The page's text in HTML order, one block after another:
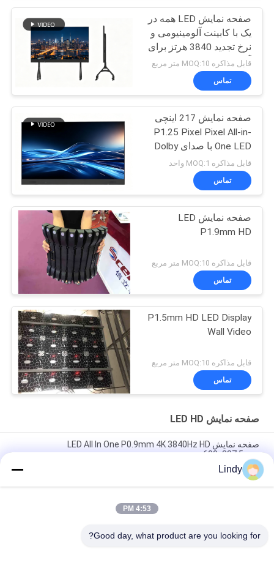
صفحه نمایش LED همه در
یک با کابینت آلومینیومی و
نرخ تجدید 3840 هرتز برای
آموزش
قابل مذاکره MOQ:10 متر مربع
تماس
صفحه نمایش 217 اینچی
P1.25 Pixel Pixel All-in-
One LED با صدای Dolby
برای کنفرانس های
هوشمند
قابل مذاکره MOQ:1 واحد
تماس
صفحه نمایش LED
P1.9mm HD
قابل مذاکره MOQ:10 متر مربع
تماس
P1.5mm HD LED Display
Wall Video
قابل مذاکره MOQ:10 متر مربع
تماس
صفحه نمایش LED HD
صفحه نمایش LED All In One P0.9mm 4K 3840Hz HD
600x337.5mm
LED سرویس جلو
Lindy
4:53 PM
Good day, what product are you looking for?